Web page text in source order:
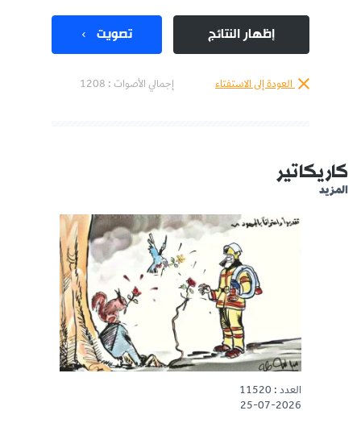
إظهار النتائج تصويت
العودة إلى الاستفتاء إجمالي الأصوات : 1208
كاريكاتير
المزيد
العدد : 11520
25-07-2026